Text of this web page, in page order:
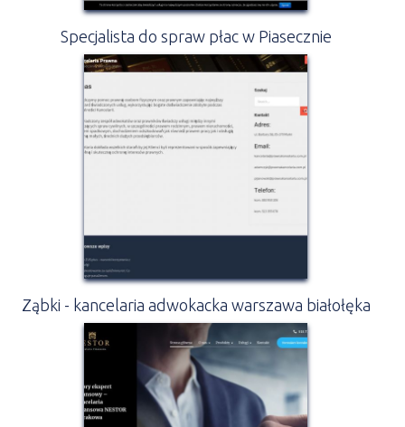
Specjalista do spraw płac w Piasecznie
Ząbki - kancelaria adwokacka warszawa białołęka